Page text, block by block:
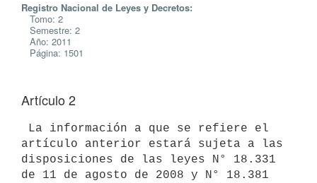
Registro Nacional de Leyes y Decretos:
Tomo: 2
Semestre: 2
Año: 2011
Página: 1501
Artículo 2
artículo anterior estará sujeta a las
disposiciones de las leyes N° 18.331
de 11 de agosto de 2008 y N° 18.381